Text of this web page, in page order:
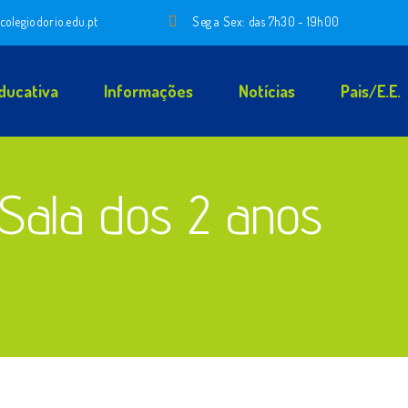
Seg a Sex: das 7h30 - 19h00
Informações Notícias Pais/E.E.
dos 2 anos